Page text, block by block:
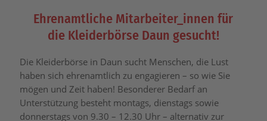
Ehrenamtliche Mitarbeiter_innen für
die Kleiderbörse Daun gesucht!
Die Kleiderbörse in Daun sucht Menschen, die Lust
haben sich ehrenamtlich zu engagieren – so wie Sie
mögen und Zeit haben! Besonderer Bedarf an
Unterstützung besteht montags, dienstags sowie
donnerstags von 9.30 – 12.30 Uhr – alternativ zur